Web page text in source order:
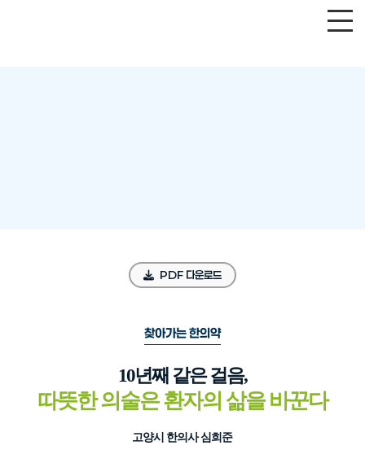
PDF 다운로드
찾아가는 한의약
10년째 같은 걸음,
따뜻한 의술은 환자의 삶을 바꾼다
고양시 한의사 심희준